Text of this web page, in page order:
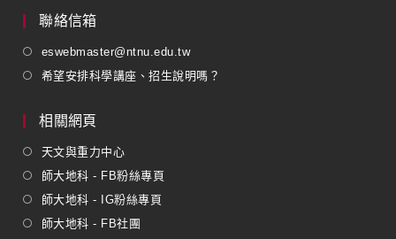
聯絡信箱
eswebmaster@ntnu.edu.tw
希望安排科學講座、招生說明嗎？
相關網頁
天文與重力中心
師大地科 - FB粉絲專頁
師大地科 - IG粉絲專頁
師大地科 - FB社團